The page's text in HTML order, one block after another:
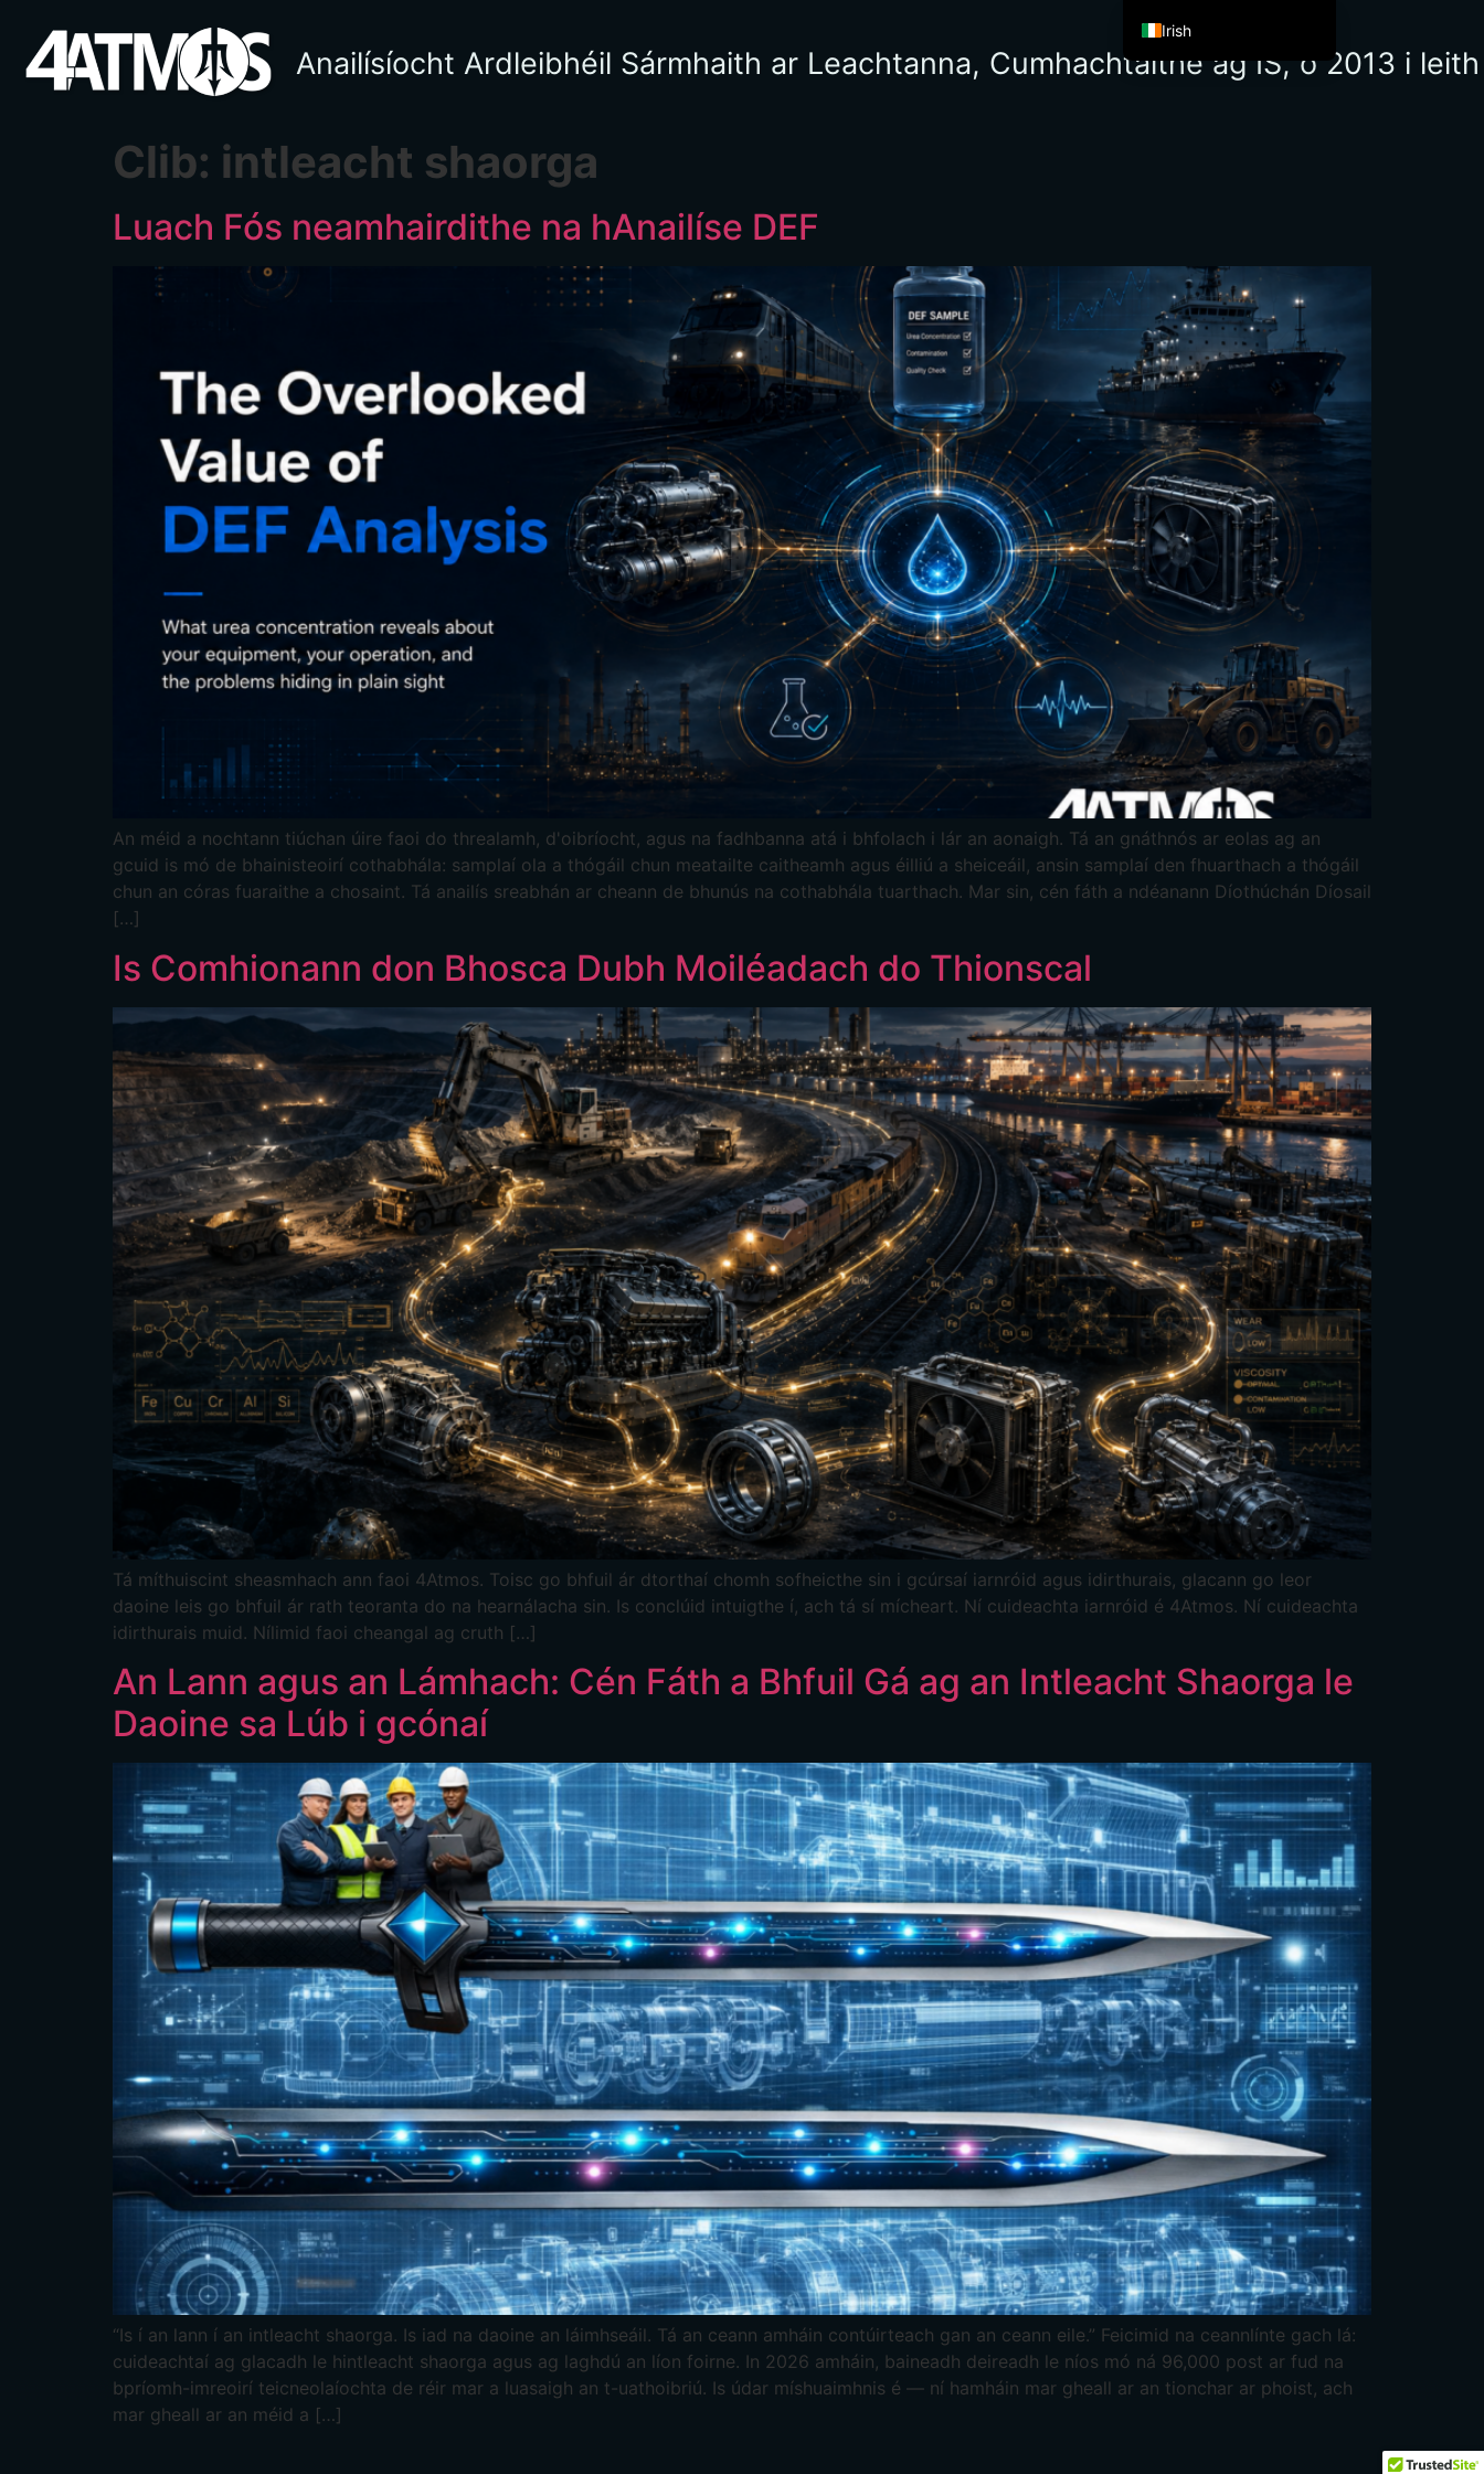
Anailísíocht Ardleibhéil Sármhaith ar Leachtanna, Cumhachtaithe ag IS, ó 2013 i leith
Clib: intleacht shaorga
Luach Fós neamhairdithe na hAnailíse DEF
An méid a nochtann tiúchan úire faoi do threalamh, d'oibríocht, agus na fadhbanna atá i bhfolach i lár an aonaigh. Tá an gnáthnós ar eolas ag an
gcuid is mó de bhainisteoirí cothabhála: samplaí ola a thógáil chun meatailte caitheamh agus éilliú a sheiceáil, ansin samplaí den fhuarthach a thógáil
chun an córas fuaraithe a chosaint. Tá anailís sreabhán ar cheann de bhunús na cothabhála tuarthach. Mar sin, cén fáth a ndéanann Díothúchán Díosail
[…]
Is Comhionann don Bhosca Dubh Moiléadach do Thionscal
Tá míthuiscint sheasmhach ann faoi 4Atmos. Toisc go bhfuil ár dtorthaí chomh sofheicthe sin i gcúrsaí iarnróid agus idirthurais, glacann go leor
daoine leis go bhfuil ár rath teoranta do na hearnálacha sin. Is conclúid intuigthe í, ach tá sí mícheart. Ní cuideachta iarnróid é 4Atmos. Ní cuideachta
idirthurais muid. Nílimid faoi cheangal ag cruth […]
An Lann agus an Lámhach: Cén Fáth a Bhfuil Gá ag an Intleacht Shaorga le
Daoine sa Lúb i gcónaí
“Is í an lann í an intleacht shaorga. Is iad na daoine an láimhseáil. Tá an ceann amháin contúirteach gan an ceann eile.” Feicimid na ceannlínte gach lá:
cuideachtaí ag glacadh le hintleacht shaorga agus ag laghdú an líon foirne. In 2026 amháin, baineadh deireadh le níos mó ná 96,000 post ar fud na
bpríomh-imreoirí teicneolaíochta de réir mar a luasaigh an t-uathoibriú. Is údar míshuaimhnis é — ní hamháin mar gheall ar an tionchar ar phoist, ach
mar gheall ar an méid a […]
Irish
English
Afrikaans
简体中文
繁體中文
Français du Canada
Ελληνικά
Bahasa Indonesia
Bahasa Melayu
Sicilian
日本語